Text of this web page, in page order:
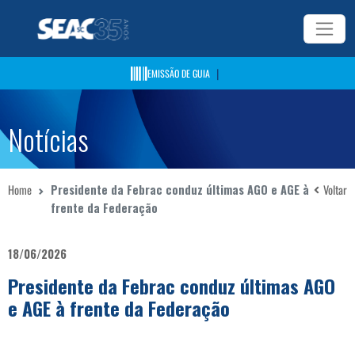
EMISSÃO DE GUIA |
Notícias
Home
Presidente da Febrac conduz últimas AGO e AGE à
frente da Federação
Voltar
18/06/2026
Presidente da Febrac conduz últimas AGO
e AGE à frente da Federação